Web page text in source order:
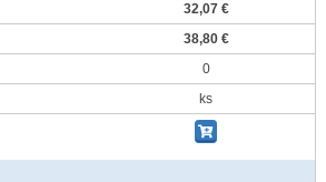
32,07 €
38,80 €
0
ks